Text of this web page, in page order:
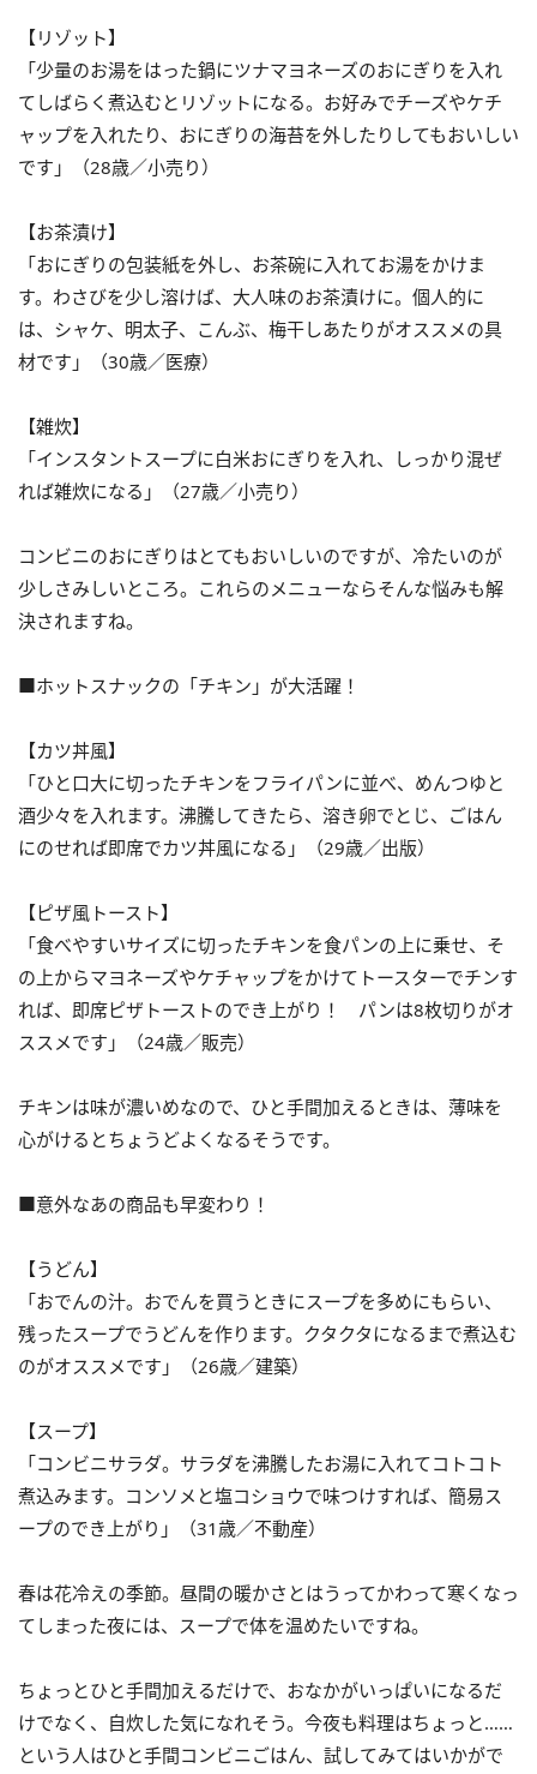
【リゾット】
「少量のお湯をはった鍋にツナマヨネーズのおにぎりを入れ
てしばらく煮込むとリゾットになる。お好みでチーズやケチ
ャップを入れたり、おにぎりの海苔を外したりしてもおいしい
です」（28歳／小売り）
【お茶漬け】
「おにぎりの包装紙を外し、お茶碗に入れてお湯をかけま
す。わさびを少し溶けば、大人味のお茶漬けに。個人的に
は、シャケ、明太子、こんぶ、梅干しあたりがオススメの具
材です」（30歳／医療）
【雑炊】
「インスタントスープに白米おにぎりを入れ、しっかり混ぜ
れば雑炊になる」（27歳／小売り）
コンビニのおにぎりはとてもおいしいのですが、冷たいのが
少しさみしいところ。これらのメニューならそんな悩みも解
決されますね。
■ホットスナックの「チキン」が大活躍！
【カツ丼風】
「ひと口大に切ったチキンをフライパンに並べ、めんつゆと
酒少々を入れます。沸騰してきたら、溶き卵でとじ、ごはん
にのせれば即席でカツ丼風になる」（29歳／出版）
【ピザ風トースト】
「食べやすいサイズに切ったチキンを食パンの上に乗せ、そ
の上からマヨネーズやケチャップをかけてトースターでチンす
れば、即席ピザトーストのでき上がり！ パンは8枚切りがオ
ススメです」（24歳／販売）
チキンは味が濃いめなので、ひと手間加えるときは、薄味を
心がけるとちょうどよくなるそうです。
■意外なあの商品も早変わり！
【うどん】
「おでんの汁。おでんを買うときにスープを多めにもらい、
残ったスープでうどんを作ります。クタクタになるまで煮込む
のがオススメです」（26歳／建築）
【スープ】
「コンビニサラダ。サラダを沸騰したお湯に入れてコトコト
煮込みます。コンソメと塩コショウで味つけすれば、簡易ス
ープのでき上がり」（31歳／不動産）
春は花冷えの季節。昼間の暖かさとはうってかわって寒くなっ
てしまった夜には、スープで体を温めたいですね。
ちょっとひと手間加えるだけで、おなかがいっぱいになるだ
けでなく、自炊した気になれそう。今夜も料理はちょっと……
という人はひと手間コンビニごはん、試してみてはいかがで